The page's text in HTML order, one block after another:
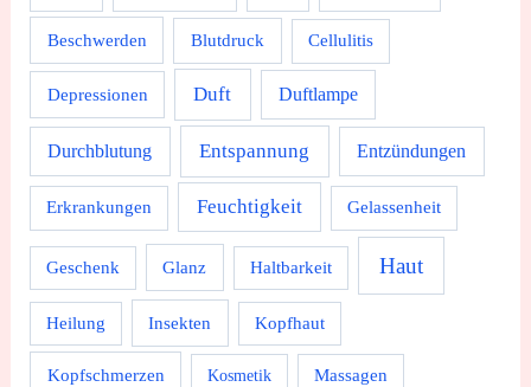
Beschwerden Blutdruck Cellulitis
Depressionen Duft Duftlampe
Durchblutung Entspannung Entzündungen
Erkrankungen Feuchtigkeit Gelassenheit
Geschenk Glanz Haltbarkeit Haut
Heilung Insekten Kopfhaut
Kopfschmerzen Kosmetik Massagen